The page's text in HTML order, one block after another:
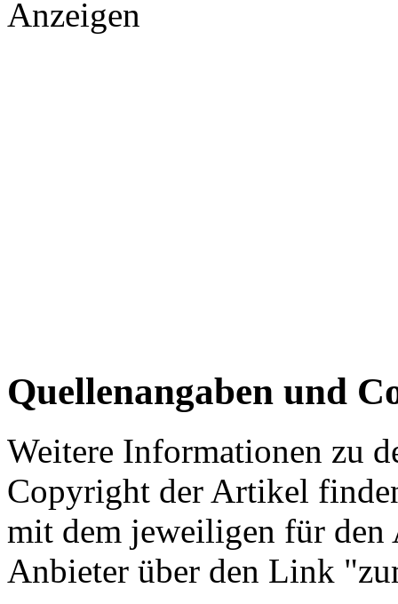
Anzeigen
Quellenangaben und
Weitere Informationen zu
Copyright der Artikel
mit dem jeweiligen für
Anbieter über den Link